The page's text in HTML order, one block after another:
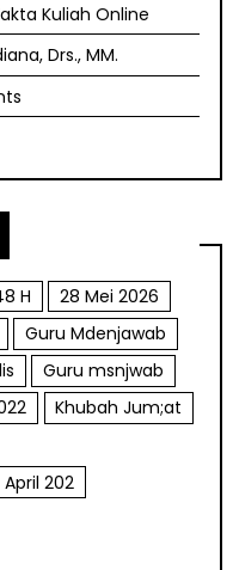
Kuliah Online
Drs., MM.
H
28 Mei 2026
Guru Mdenjawab
Guru msnjwab
Khubah Jum;at
202